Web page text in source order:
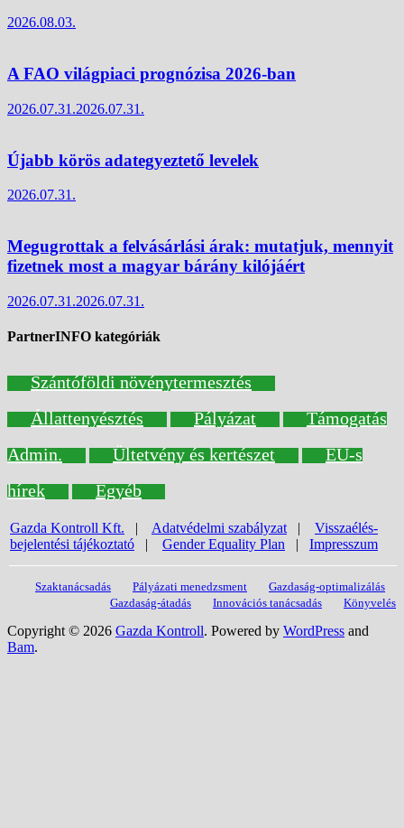
2026.08.03.
A FAO világpiaci prognózisa 2026-ban
2026.07.31.2026.07.31.
Újabb körös adategyeztető levelek
2026.07.31.
Megugrottak a felvásárlási árak: mutatjuk, mennyit
fizetnek most a magyar bárány kilójáért
2026.07.31.2026.07.31.
PartnerINFO kategóriák
Szántóföldi növénytermesztés
Állattenyésztés
Pályázat
Támogatás
Admin.
Ültetvény és kertészet
EU-s
hírek
Egyéb
Gazda Kontroll Kft. | Adatvédelmi szabályzat | Visszaélés-
bejelentési tájékoztató | Gender Equality Plan | Impresszum
Szaktanácsadás Pályázati menedzsment
Gazdaság-optimalizálás
Gazdaság-átadás
Innovációs tanácsadás Könyvelés
Copyright © 2026 Gazda Kontroll. Powered by WordPress and
Bam.